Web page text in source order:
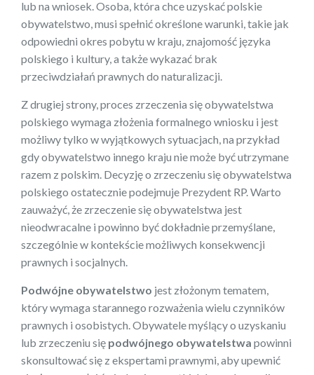
lub na wniosek. Osoba, która chce uzyskać polskie
obywatelstwo, musi spełnić określone warunki, takie jak
odpowiedni okres pobytu w kraju, znajomość języka
polskiego i kultury, a także wykazać brak
przeciwdziałań prawnych do naturalizacji.
Z drugiej strony, proces zrzeczenia się obywatelstwa
polskiego wymaga złożenia formalnego wniosku i jest
możliwy tylko w wyjątkowych sytuacjach, na przykład
gdy obywatelstwo innego kraju nie może być utrzymane
razem z polskim. Decyzję o zrzeczeniu się obywatelstwa
polskiego ostatecznie podejmuje Prezydent RP. Warto
zauważyć, że zrzeczenie się obywatelstwa jest
nieodwracalne i powinno być dokładnie przemyślane,
szczególnie w kontekście możliwych konsekwencji
prawnych i socjalnych.
Podwójne obywatelstwo jest złożonym tematem,
który wymaga starannego rozważenia wielu czynników
prawnych i osobistych. Obywatele myślący o uzyskaniu
lub zrzeczeniu się podwójnego obywatelstwa powinni
skonsultować się z ekspertami prawnymi, aby upewnić